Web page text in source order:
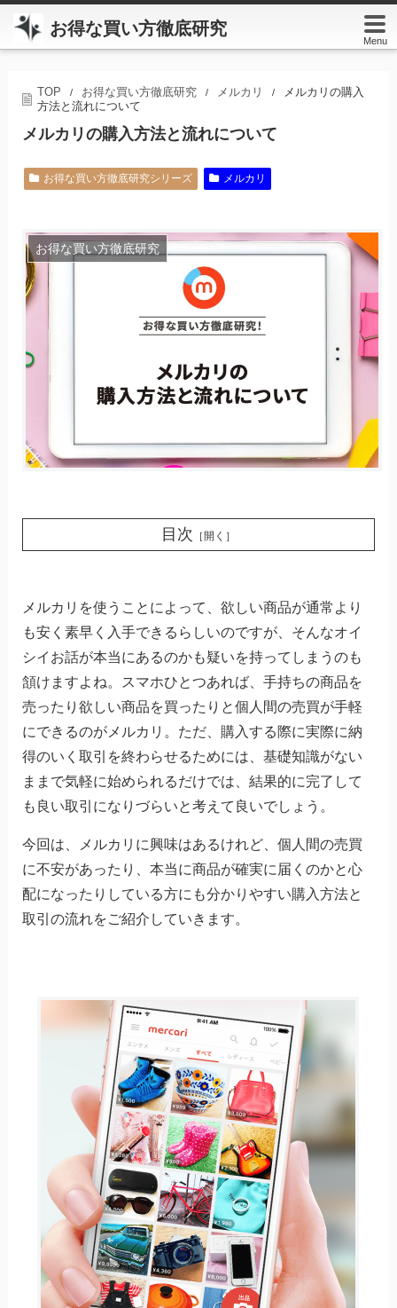
お得な買い方徹底研究
Menu
TOP / お得な買い方徹底研究 / メルカリ /
メルカリの購入
方法と流れについて
メルカリの購入方法と流れについて
お得な買い方徹底研究シリーズ メルカリ
お得な買い方徹底研究
目次 ［開く］
メルカリを使うことによって、欲しい商品が通常より
も安く素早く入手できるらしいのですが、そんなオイ
シイお話が本当にあるのかも疑いを持ってしまうのも
頷けますよね。スマホひとつあれば、手持ちの商品を
売ったり欲しい商品を買ったりと個人間の売買が手軽
にできるのがメルカリ。ただ、購入する際に実際に納
得のいく取引を終わらせるためには、基礎知識がない
ままで気軽に始められるだけでは、結果的に完了して
も良い取引になりづらいと考えて良いでしょう。
今回は、メルカリに興味はあるけれど、個人間の売買
に不安があったり、本当に商品が確実に届くのかと心
配になったりしている方にも分かりやすい購入方法と
取引の流れをご紹介していきます。